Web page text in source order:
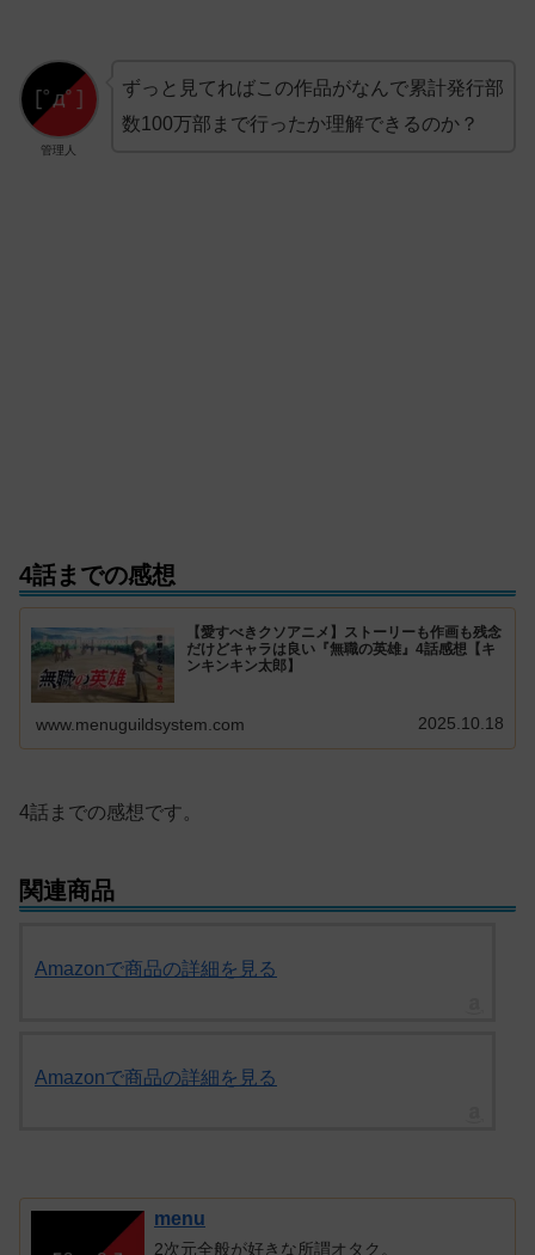
管理人
ずっと見てればこの作品がなんで累計発行部
数100万部まで行ったか理解できるのか？
4話までの感想
【愛すべきクソアニメ】ストーリーも作画も残念
だけどキャラは良い『無職の英雄』4話感想【キ
ンキンキン太郎】
www.menuguildsystem.com 2025.10.18
4話までの感想です。
関連商品
Amazonで商品の詳細を見る
Amazonで商品の詳細を見る
menu
2次元全般が好きな所謂オタク。